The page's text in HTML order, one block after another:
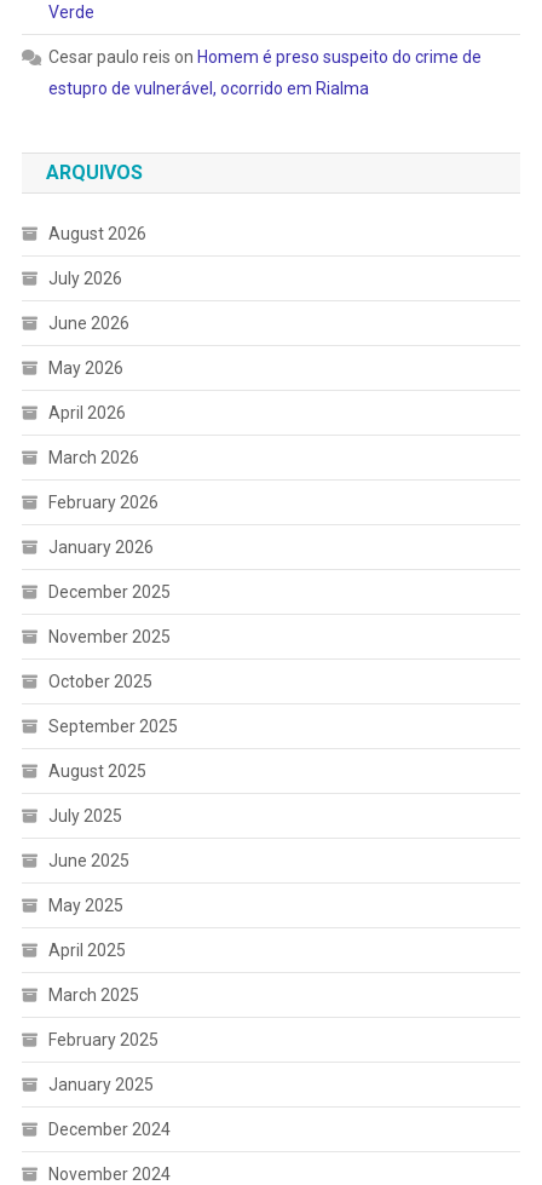
Verde
Cesar paulo reis on Homem é preso suspeito do crime de
estupro de vulnerável, ocorrido em Rialma
ARQUIVOS
August 2026
July 2026
June 2026
May 2026
April 2026
March 2026
February 2026
January 2026
December 2025
November 2025
October 2025
September 2025
August 2025
July 2025
June 2025
May 2025
April 2025
March 2025
February 2025
January 2025
December 2024
November 2024